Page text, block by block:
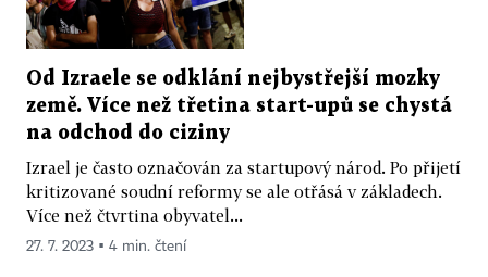
Od Izraele se odklání nejbystřejší mozky
země. Více než třetina start-upů se chystá
na odchod do ciziny
Izrael je často označován za startupový národ. Po přijetí
kritizované soudní reformy se ale otřásá v základech.
Více než čtvrtina obyvatel...
27. 7. 2023 ▪ 4 min. čtení